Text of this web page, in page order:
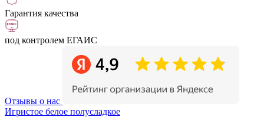
Гарантия качества
под контролем ЕГАИС
Отзывы о нас
Игристое белое полусладкое